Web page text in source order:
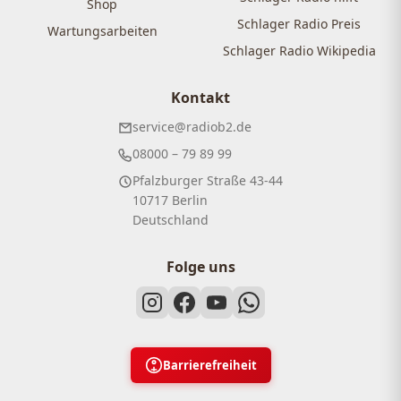
Shop
Wartungsarbeiten
Schlager Radio Preis
Schlager Radio Wikipedia
Kontakt
service@radiob2.de
08000 – 79 89 99
Pfalzburger Straße 43-44
10717 Berlin
Deutschland
Folge uns
Barrierefreiheit